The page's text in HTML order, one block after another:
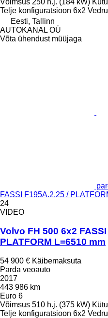
Võimsus 250 h.j. (184 kW)
Telje konfiguratsioon 6x2
Eesti, Tallinn
AUTOKANAL OÜ
Võta ühendust müüjaga
FASSI F195A.2.25 /
24
VIDEO
Volvo FH 500 6x2
PLATFORM L=6510 mm
54 900 € Käibemaksuta
Parda veoauto
2017
443 986 km
Euro 6
Võimsus 510 h.j. (375 kW)
Telje konfiguratsioon 6x2